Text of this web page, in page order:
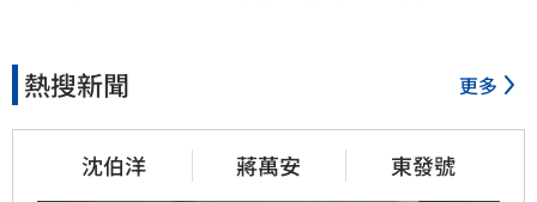
熱搜新聞 更多
沈伯洋 蔣萬安 東發號